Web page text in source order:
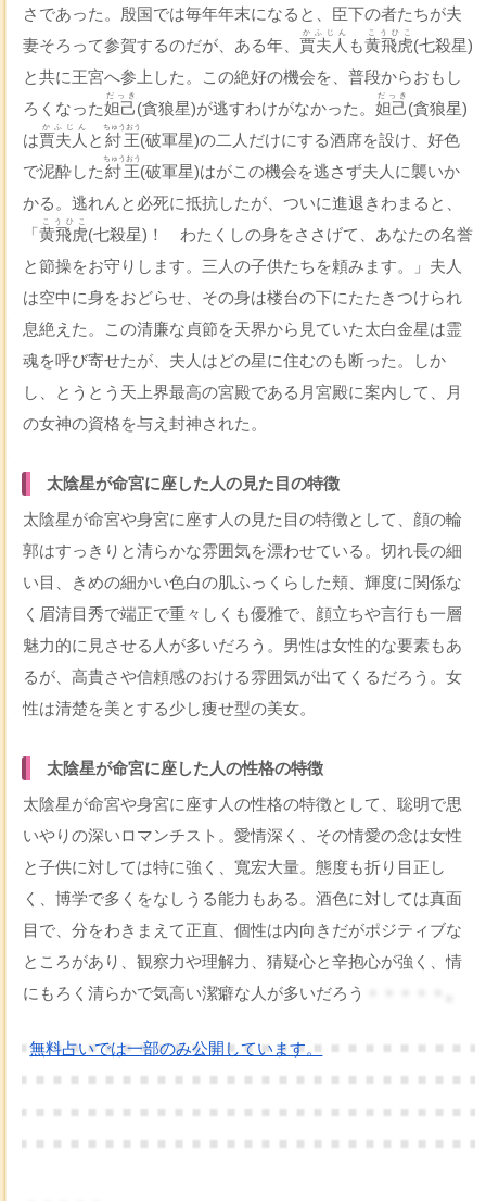
さであった。殷国では毎年年末になると、臣下の者たちが夫
妻そろって参賀するのだが、ある年、 賈夫人
かふじん
も黄飛虎
こうひこ
(七殺星)
と共に王宮へ参上した。この絶好の機会を、普段からおもし
ろくなった妲己
だっき
(貪狼星)が逃すわけがなかった。妲己
だっき
(貪狼星)
は賈夫人
かふじん
と 紂王
ちゅうおう
(破軍星)の二人だけにする酒席を設け、好色
で泥酔した紂王
ちゅうおう
(破軍星)はがこの機会を逃さず夫人に襲いか
かる。逃れんと必死に抵抗したが、ついに進退きわまると、
「黄飛虎
こうひこ
(七殺星)！ わたくしの身をささげて、あなたの名誉
と節操をお守りします。三人の子供たちを頼みます。」夫人
は空中に身をおどらせ、その身は楼台の下にたたきつけられ
息絶えた。この清廉な貞節を天界から見ていた太白金星は霊
魂を呼び寄せたが、夫人はどの星に住むのも断った。しか
し、とうとう天上界最高の宮殿である月宮殿に案内して、月
の女神の資格を与え封神された。
太陰星が命宮に座した人の見た目の特徴
太陰星が命宮や身宮に座す人の見た目の特徴として、顔の輪
郭はすっきりと清らかな雰囲気を漂わせている。切れ長の細
い目、きめの細かい色白の肌ふっくらした頬、輝度に関係な
く眉清目秀で端正で重々しくも優雅で、顔立ちや言行も一層
魅力的に見させる人が多いだろう。男性は女性的な要素もあ
るが、高貴さや信頼感のおける雰囲気が出てくるだろう。女
性は清楚を美とする少し痩せ型の美女。
太陰星が命宮に座した人の性格の特徴
太陰星が命宮や身宮に座す人の性格の特徴として、聡明で思
いやりの深いロマンチスト。愛情深く、その情愛の念は女性
と子供に対しては特に強く、寬宏大量。態度も折り目正し
く、博学で多くをなしうる能力もある。酒色に対しては真面
目で、分をわきまえて正直、個性は内向きだがポジティブな
ところがあり、観察力や理解力、猜疑心と辛抱心が強く、情
にもろく清らかで気高い潔癖な人が多いだろう
無料占いでは一部のみ公開しています。